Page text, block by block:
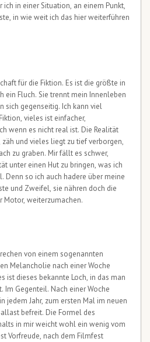
in einer Situation, an einem Punkt,
in wie weit ich das hier weiterführen
für die Fiktion. Es ist die größte in
ein Fluch. Sie trennt mein Innenleben
sich gegenseitig. Ich kann viel
vieles ist einfacher,
wenn es nicht real ist. Die Realität
und vieles liegt zu tief verborgen,
zu graben. Mir fällt es schwer,
unter einen Hut zu bringen, was ich
Denn so ich auch hadere über meine
und Zweifel, sie nähren doch die
Motor, weiterzumachen.
von einem sogenannten
Melancholie nach einer Woche
ist dieses bekannte Loch, in das man
Im Gegenteil. Nach einer Woche
jedem Jahr, zum ersten Mal im neuen
befreit. Die Formel des
in mir weicht wohl ein wenig vom
Vorfreude, nach dem Filmfest